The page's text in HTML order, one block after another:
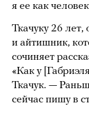
я ее как
Ткачуку 26 лет,
и айтишник,
сочиняет
«Как у
Ткачук. —
сейчас пишу в